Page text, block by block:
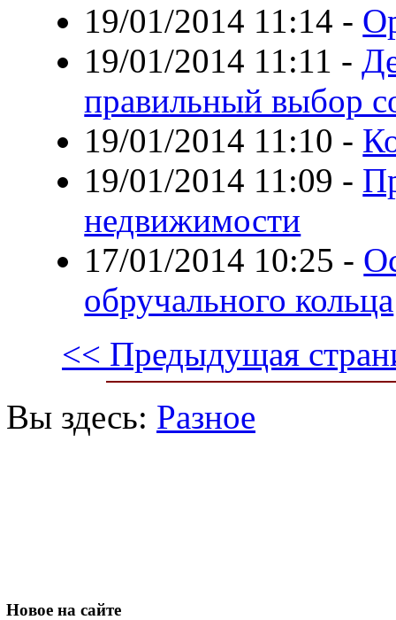
19/01/2014 11:14 -
19/01/2014 11:11 -
правильный выбор
19/01/2014 11:10 -
19/01/2014 11:09 -
недвижимости
17/01/2014 10:25 -
обручального кольца
<< Предыдущая
Вы здесь: Разное
Новое на сайте